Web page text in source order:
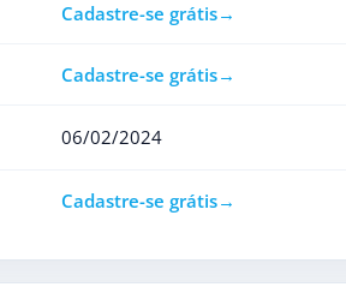
Cadastre-se grátis
Cadastre-se grátis
06/02/2024
Cadastre-se grátis